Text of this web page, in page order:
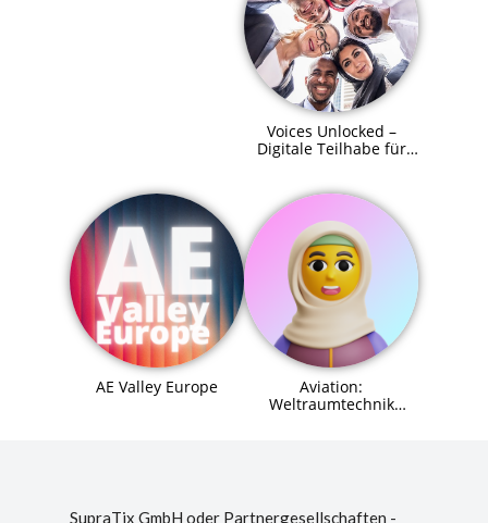
Voices Unlocked –
Digitale Teilhabe für
AE Valley Europe
Aviation:
Weltraumtechnik
SupraTix GmbH oder Partnergesellschaften -